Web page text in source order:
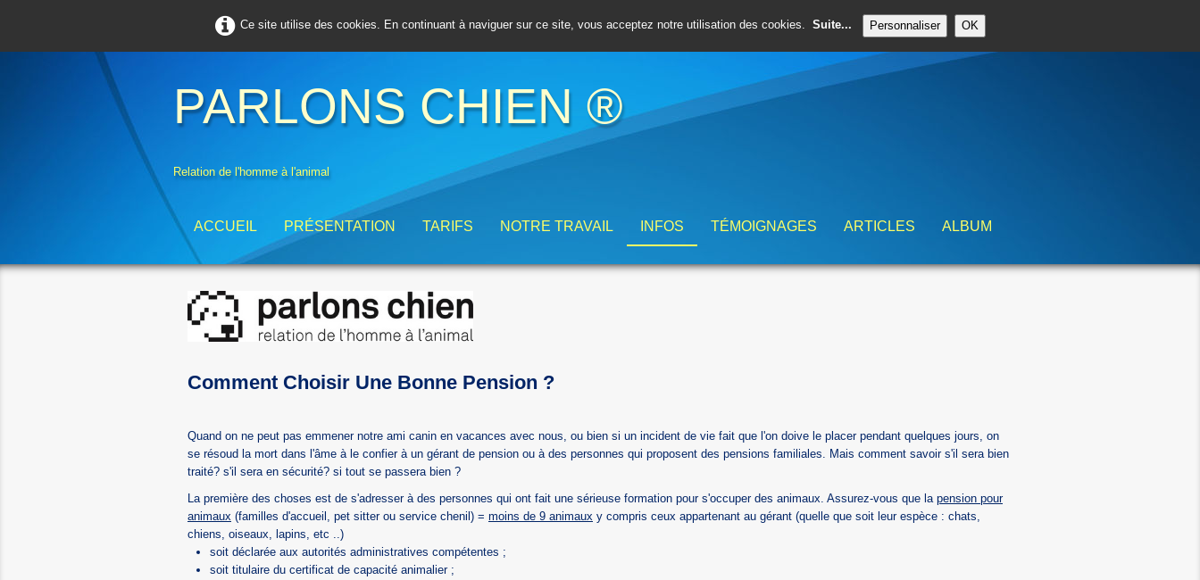
Ce site utilise des cookies. En continuant à naviguer sur ce site, vous acceptez notre utilisation des cookies. Suite... Personnaliser OK
PARLONS CHIEN ®
Relation de l'homme à l'animal
ACCUEIL PRÉSENTATION TARIFS NOTRE TRAVAIL INFOS TÉMOIGNAGES ARTICLES ALBUM
Comment Choisir Une Bonne Pension ?
Quand on ne peut pas emmener notre ami canin en vacances avec nous, ou bien si un incident de vie fait que l'on doive le placer pendant quelques jours, on
se résoud la mort dans l'âme à le confier à un gérant de pension ou à des personnes qui proposent des pensions familiales. Mais comment savoir s'il sera bien
traité? s'il sera en sécurité? si tout se passera bien ?
La première des choses est de s'adresser à des personnes qui ont fait une sérieuse formation pour s'occuper des animaux. Assurez-vous que la pension pour
animaux (familles d'accueil, pet sitter ou service chenil) = moins de 9 animaux y compris ceux appartenant au gérant (quelle que soit leur espèce : chats,
chiens, oiseaux, lapins, etc ..)
soit déclarée aux autorités administratives compétentes ;
soit titulaire du certificat de capacité animalier ;